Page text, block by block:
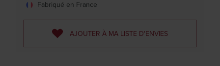
Fabriqué en France
AJOUTER À MA LISTE D'ENVIES